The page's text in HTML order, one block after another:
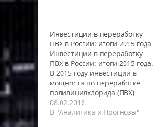
Инвестиции в переработку
ПВХ в России: итоги 2015 года
Инвестиции в переработку
ПВХ в России: итоги 2015 года.
В 2015 году инвестиции в
мощности по переработке
поливинилхлорида (ПВХ)
сократились на 50% и
составили $40
08.02.2016
В "Аналитика и Прогнозы"